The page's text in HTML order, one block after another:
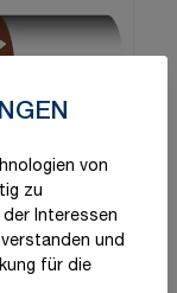
von
zu
Interessen
und
für die